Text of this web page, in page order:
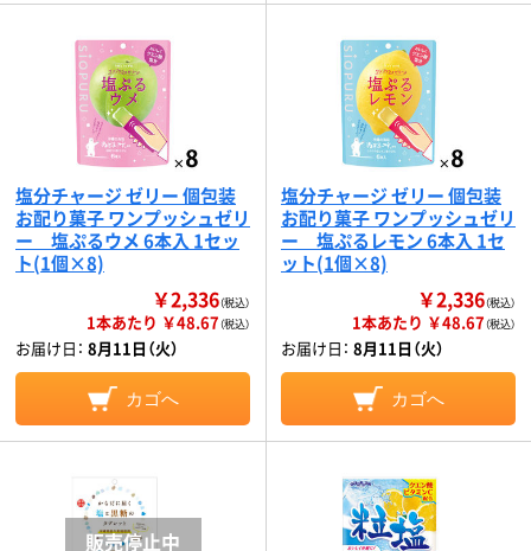
塩分チャージ ゼリー 個包装
お配り菓子 ワンプッシュゼリ
ー 塩ぷるウメ 6本入 1セッ
ト(1個×8)
￥2,336（税込）
1本あたり ￥48.67（税込）
お届け日： 8月11日（火）
カゴへ
塩分チャージ ゼリー 個包装
お配り菓子 ワンプッシュゼリ
ー 塩ぷるレモン 6本入 1セ
ット(1個×8)
￥2,336（税込）
1本あたり ￥48.67（税込）
お届け日： 8月11日（火）
カゴへ